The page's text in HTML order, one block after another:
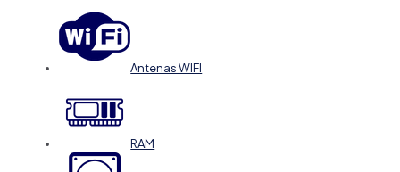
Antenas WIFI
RAM